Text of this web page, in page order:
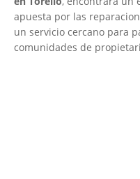
apuesta por las
un servicio cercano para
comunidades de